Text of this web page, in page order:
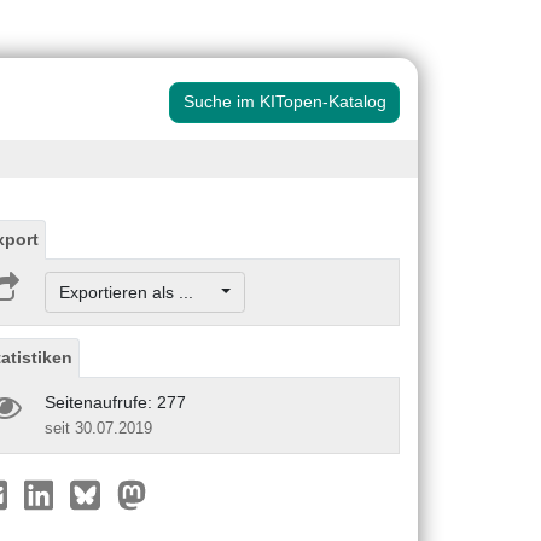
Suche im KITopen-Katalog
Exportieren als ...
Seitenaufrufe: 277
seit 30.07.2019